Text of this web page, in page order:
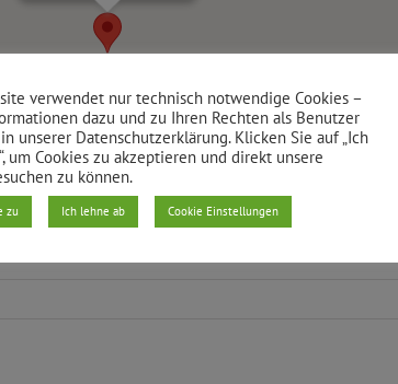
verwendet nur technisch notwendige Cookies –
dazu und zu Ihren Rechten als Benutzer
unserer Datenschutzerklärung. Klicken Sie auf „Ich
um Cookies zu akzeptieren und direkt unsere
zu können.
zu Ich lehne ab Cookie Einstellungen